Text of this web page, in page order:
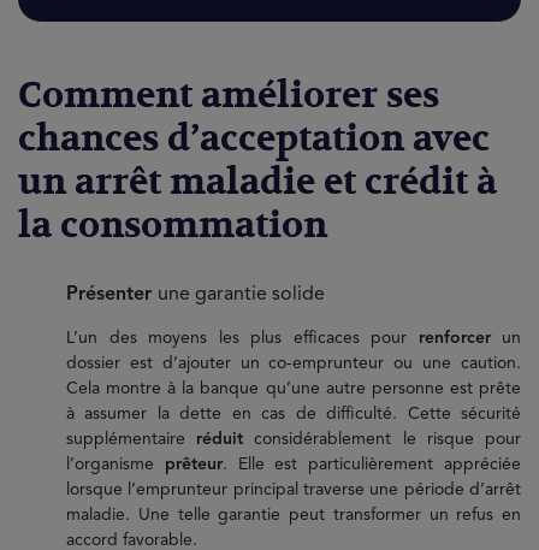
Comment améliorer ses
chances d’acceptation avec
un arrêt maladie et crédit à
la consommation
Présenter une garantie solide
L’un des moyens les plus efficaces pour renforcer un
dossier est d’ajouter un co-emprunteur ou une caution.
Cela montre à la banque qu’une autre personne est prête
à assumer la dette en cas de difficulté. Cette sécurité
supplémentaire réduitconsidérablement le risque pour
l’organisme prêteur. Elle est particulièrement appréciée
lorsque l’emprunteur principal traverse une période d’arrêt
maladie. Une telle garantie peut transformer un refus en
accord favorable.